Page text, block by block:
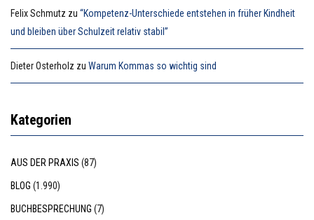
Felix Schmutz zu “Kompetenz-Unterschiede entstehen in früher Kindheit
und bleiben über Schulzeit relativ stabil”
Dieter Osterholz zu Warum Kommas so wichtig sind
Kategorien
AUS DER PRAXIS (87)
BLOG (1.990)
BUCHBESPRECHUNG (7)